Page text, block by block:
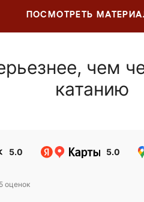
ПОСМОТРЕТЬ
чем
катанию
5.0 5.0
оценок